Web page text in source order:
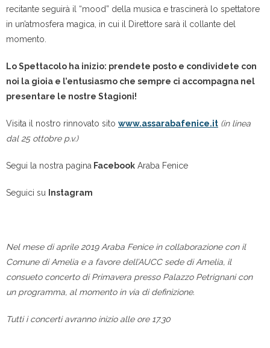
recitante seguirà il “mood” della musica e trascinerà lo spettatore
in un’atmosfera magica, in cui il Direttore sarà il collante del
momento.
Lo Spettacolo ha inizio: prendete posto e condividete con
noi la gioia e l’entusiasmo che sempre ci accompagna nel
presentare le nostre Stagioni!
Visita il nostro rinnovato sito www.assarabafenice.it (in linea
dal 25 ottobre p.v.)
Segui la nostra pagina Facebook Araba Fenice
Seguici su Instagram
Nel mese di aprile 2019 Araba Fenice in collaborazione con il
Comune di Amelia e a favore dell’AUCC sede di Amelia, il
consueto concerto di Primavera presso Palazzo Petrignani con
un programma, al momento in via di definizione.
Tutti i concerti avranno inizio alle ore 17.30